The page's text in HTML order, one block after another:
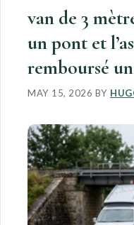
van de 3
un pont et
remboursé
MAY 15, 2026 BY